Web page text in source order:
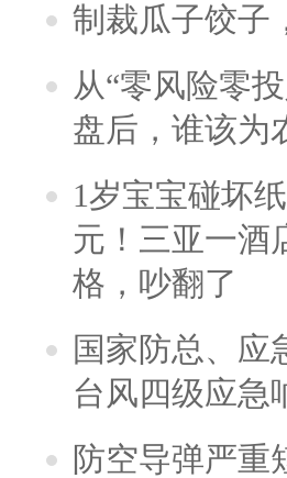
制裁瓜子饺子
从“零风险零
盘后，谁该为
1岁宝宝碰坏
元！三亚一酒
格，吵翻了
国家防总、应
台风四级应急
防空导弹严重